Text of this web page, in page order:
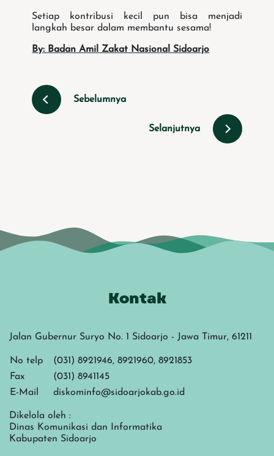
Setiap kontribusi kecil pun bisa menjadi
langkah besar dalam membantu sesama!
By: Badan Amil Zakat Nasional Sidoarjo
Sebelumnya
Selanjutnya
Kontak
Jalan Gubernur Suryo No. 1 Sidoarjo - Jawa Timur, 61211
No telp
(031) 8921946, 8921960, 8921853
Fax
(031) 8941145
E-Mail
diskominfo@sidoarjokab.go.id
Dikelola oleh :
Dinas Komunikasi dan Informatika
Kabupaten Sidoarjo